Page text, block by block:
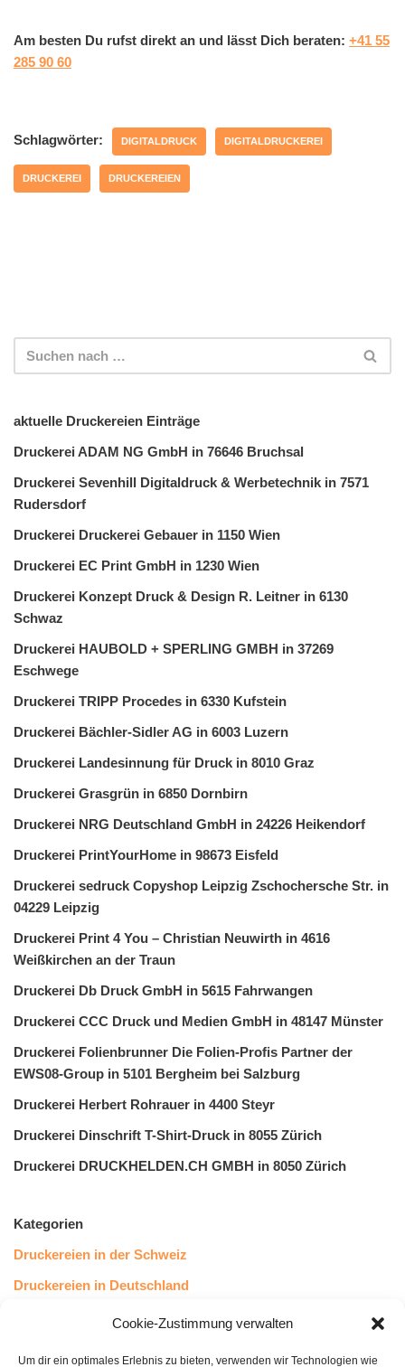
Cookie-Zustimmung verwalten
Um dir ein optimales Erlebnis zu bieten, verwenden wir Technologien wie
Am besten Du rufst direkt an und lässt Dich beraten: +41 55
285 90 60
Schlagwörter: DIGITALDRUCK DIGITALDRUCKEREI
DRUCKEREI DRUCKEREIEN
aktuelle Druckereien Einträge
Druckerei ADAM NG GmbH in 76646 Bruchsal
Druckerei Sevenhill Digitaldruck & Werbetechnik in 7571
Rudersdorf
Druckerei Druckerei Gebauer in 1150 Wien
Druckerei EC Print GmbH in 1230 Wien
Druckerei Konzept Druck & Design R. Leitner in 6130
Schwaz
Druckerei HAUBOLD + SPERLING GMBH in 37269
Eschwege
Druckerei TRIPP Procedes in 6330 Kufstein
Druckerei Bächler-Sidler AG in 6003 Luzern
Druckerei Landesinnung für Druck in 8010 Graz
Druckerei Grasgrün in 6850 Dornbirn
Druckerei NRG Deutschland GmbH in 24226 Heikendorf
Druckerei PrintYourHome in 98673 Eisfeld
Druckerei sedruck Copyshop Leipzig Zschochersche Str. in
04229 Leipzig
Druckerei Print 4 You – Christian Neuwirth in 4616
Weißkirchen an der Traun
Druckerei Db Druck GmbH in 5615 Fahrwangen
Druckerei CCC Druck und Medien GmbH in 48147 Münster
Druckerei Folienbrunner Die Folien-Profis Partner der
EWS08-Group in 5101 Bergheim bei Salzburg
Druckerei Herbert Rohrauer in 4400 Steyr
Druckerei Dinschrift T-Shirt-Druck in 8055 Zürich
Druckerei DRUCKHELDEN.CH GMBH in 8050 Zürich
Kategorien
Druckereien in der Schweiz
Druckereien in Deutschland
Druckereien in Österreich